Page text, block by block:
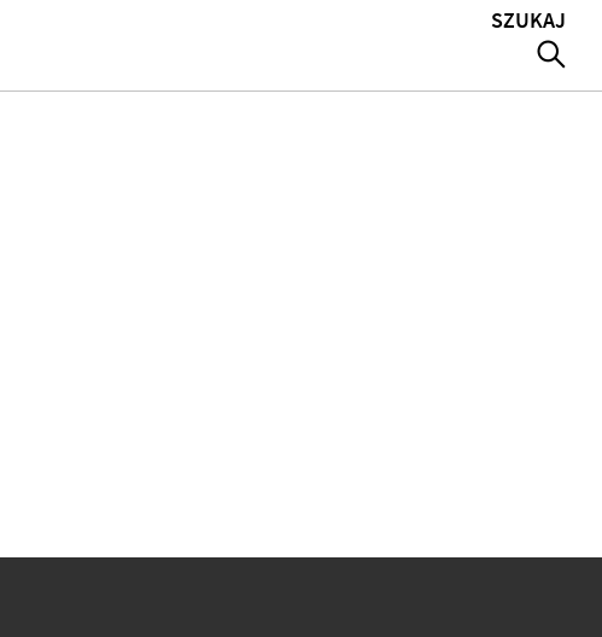
SZUKAJ